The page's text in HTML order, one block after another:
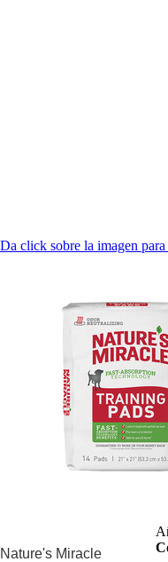
Da click sobre la imagen
Nature's Miracle